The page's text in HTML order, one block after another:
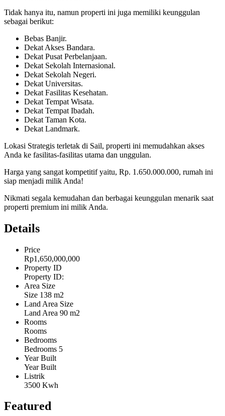
Tidak hanya itu, namun properti ini juga memiliki keunggulan
sebagai berikut:
Bebas Banjir.
Dekat Akses Bandara.
Dekat Pusat Perbelanjaan.
Dekat Sekolah Internasional.
Dekat Sekolah Negeri.
Dekat Universitas.
Dekat Fasilitas Kesehatan.
Dekat Tempat Wisata.
Dekat Tempat Ibadah.
Dekat Taman Kota.
Dekat Landmark.
Lokasi Strategis terletak di Sail, properti ini memudahkan akses
Anda ke fasilitas-fasilitas utama dan unggulan.
Harga yang sangat kompetitif yaitu, Rp. 1.650.000.000, rumah ini
siap menjadi milik Anda!
Nikmati segala kemudahan dan berbagai keunggulan menarik saat
properti premium ini milik Anda.
Details
Price
Rp1,650,000,000
Property ID
Property ID:
Area Size
Size 138 m2
Land Area Size
Land Area 90 m2
Rooms
Rooms
Bedrooms
Bedrooms 5
Year Built
Year Built
Listrik
3500 Kwh
Featured